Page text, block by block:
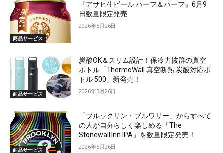
商品サービス
『アサヒ生ビール ハーフ＆ハーフ』6月9
日数量限定発売
2026年5月26日
商品サービス
炭酸OK＆スリム設計！保冷力抜群の真空
ボトル「ThermoWall 真空断熱 炭酸対応ボ
トル 500」新発売！
2026年5月26日
商品サービス
「ブルックリン・ブルワリー」からすべて
の人が自分らしく楽しめる「The
Stonewall Inn IPA」を数量限定発売！
2026年5月26日